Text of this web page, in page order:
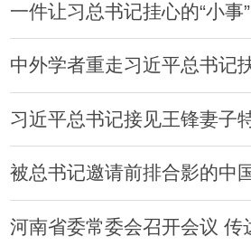
一件让习总书记挂心的“小事”